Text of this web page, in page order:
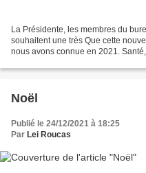
La Présidente, les membres du
souhaitent une très Que cette
nous avons connue en 2021.
Noël
Publié le 24/12/2021 à 18:25
Par Lei Roucas